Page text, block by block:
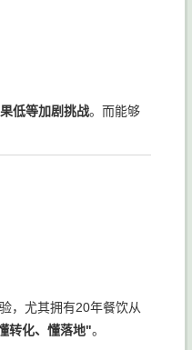
低等加剧挑战。而能够
，尤其拥有20年餐饮从
转化、懂落地"。